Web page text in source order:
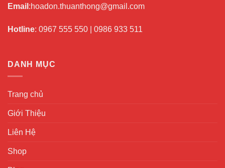
Email :hoadon.thuanthong@gmail.com
Hotline: 0967 555 550 0986 933 511
DANH MỤC
Trang chủ
Giới Thiệu
Liên Hệ
Shop